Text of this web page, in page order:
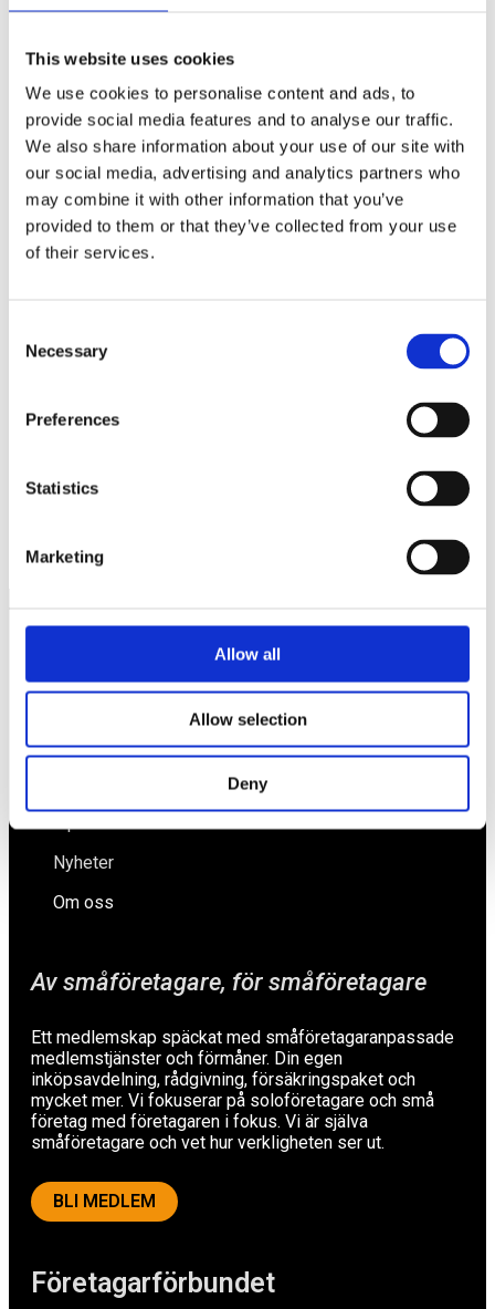
This website uses cookies
We use cookies to personalise content and ads, to
provide social media features and to analyse our traffic.
We also share information about your use of our site with
our social media, advertising and analytics partners who
may combine it with other information that you’ve
provided to them or that they’ve collected from your use
of their services.
Selection
Necessary
Preferences
Statistics
Marketing
Allow all
Allow selection
Deny
Namn*
E-postadress*
Spara mitt namn, min e-postadress och webbplats i denna
webbläsare till nästa gång jag skriver en kommentar.
Arbetslösheten steg under kvartal tre
Företagarförbundet
Av småföretagare, för småföretagare
Ett medlemskap späckat med småföretagaranpassade
medlemstjänster och förmåner. Din egen
inköpsavdelning, rådgivning, försäkringspaket och
mycket mer. Vi fokuserar på soloföretagare och små
företag med företagaren i fokus. Vi är själva
småföretagare och vet hur verkligheten ser ut.
BLI MEDLEM
Försäkringar
Nyheter
Om oss